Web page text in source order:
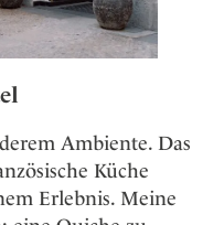
Ambiente. Das
Küche
Erlebnis. Meine